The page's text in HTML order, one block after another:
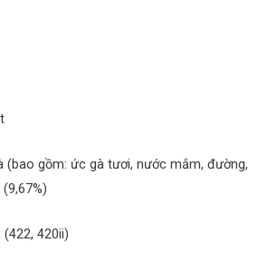
(bao gồm: ức gà tươi, nước mắm, đường,
420ii)